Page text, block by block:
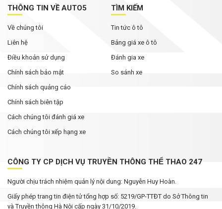
THÔNG TIN VỀ AUTO5
Về chúng tôi
Liên hệ
Điều khoản sử dụng
Chính sách bảo mật
Chính sách quảng cáo
Chính sách biên tập
Cách chúng tôi đánh giá xe
Cách chúng tôi xếp hạng xe
TÌM KIẾM
Tin tức ô tô
Bảng giá xe ô tô
Đánh gia xe
So sánh xe
CÔNG TY CP DỊCH VỤ TRUYỀN THÔNG THỂ THAO 247
Người chịu trách nhiệm quản lý nội dung: Nguyễn Huy Hoàn.
Giấy phép trang tin điện tử tổng hợp số: 5219/GP-TTĐT do Sở Thông tin
và Truyền thông Hà Nội cấp ngày 31/10/2019.